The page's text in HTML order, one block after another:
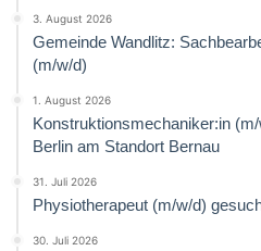
3. August 2026
Gemeinde Wandlitz:
(m/w/d)
1. August 2026
Konstruktionsmechaniker:in
Berlin am Standort Bernau
31. Juli 2026
Physiotherapeut (m/w/d)
30. Juli 2026